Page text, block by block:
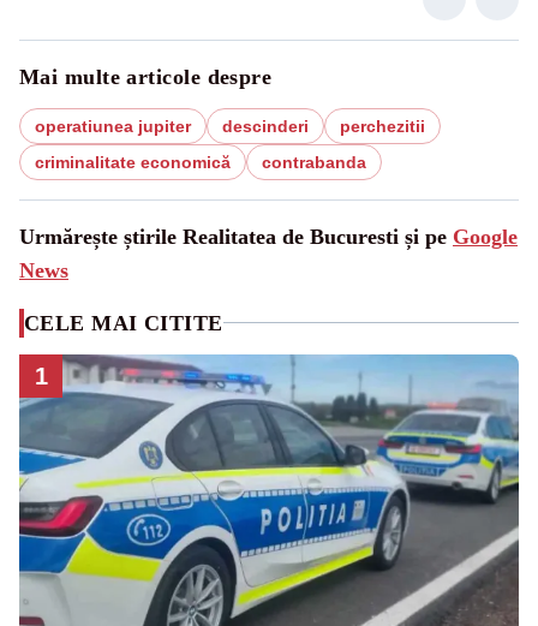
Mai multe articole despre
operatiunea jupiter descinderi
perchezitii
criminalitate economică
contrabanda
Urmărește știrile Realitatea de Bucuresti și pe Google
News
CELE MAI CITITE
1